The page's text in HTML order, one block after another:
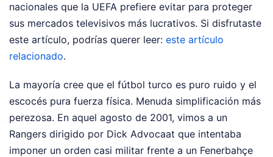
nacionales que la UEFA prefiere evitar para proteger
sus mercados televisivos más lucrativos. Si disfrutaste
este artículo, podrías querer leer: este artículo
relacionado.
La mayoría cree que el fútbol turco es puro ruido y el
escocés pura fuerza física. Menuda simplificación más
perezosa. En aquel agosto de 2001, vimos a un
Rangers dirigido por Dick Advocaat que intentaba
imponer un orden casi militar frente a un Fenerbahçe